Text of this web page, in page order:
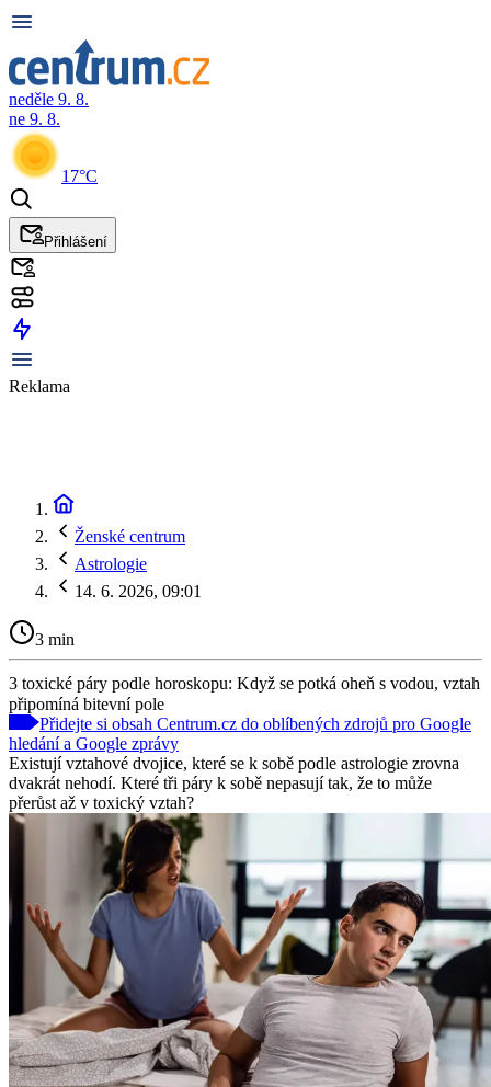
neděle 9. 8.
ne 9. 8.
17°C
Přihlášení
Reklama
Ženské centrum
Astrologie
14. 6. 2026, 09:01
3 min
3 toxické páry podle horoskopu: Když se potká oheň s vodou, vztah
připomíná bitevní pole
Přidejte si obsah Centrum.cz do oblíbených zdrojů pro Google
hledání a Google zprávy
Existují vztahové dvojice, které se k sobě podle astrologie zrovna
dvakrát nehodí. Které tři páry k sobě nepasují tak, že to může
přerůst až v toxický vztah?